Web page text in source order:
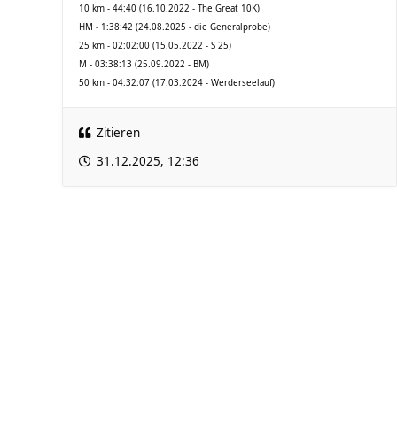
10 km - 44:40 (16.10.2022 - The Great 10K)
HM - 1:38:42 (24.08.2025 - die Generalprobe)
25 km - 02:02:00 (15.05.2022 - S 25)
M - 03:38:13 (25.09.2022 - BM)
50 km - 04:32:07 (17.03.2024 - Werderseelauf)
Zitieren
31.12.2025, 12:36